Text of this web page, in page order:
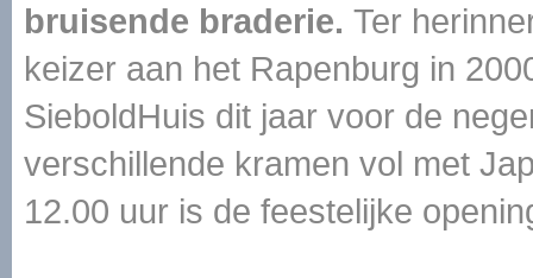
bruisende braderie. Ter
keizer aan het Rapenburg in
SieboldHuis dit jaar voor de
verschillende kramen vol met
12.00 uur is de feestelijke